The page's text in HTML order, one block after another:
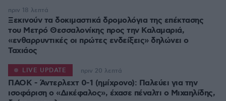
Ξεκινούν τα δοκιμαστικά δρομολόγια της επέκτασης
του Μετρό Θεσσαλονίκης προς την Καλαμαριά,
«ενθαρρυντικές οι πρώτες ενδείξεις» δηλώνει ο
Ταχιάος
πριν 18 λεπτά
ΠΑΟΚ - Άντερλεχτ 0-1 (ημίχρονο): Παλεύει για την
ισοφάριση ο «Δικέφαλος», έχασε πέναλτι ο Μιχαηλίδης,
LIVE UPDATE πριν 20 λεπτά